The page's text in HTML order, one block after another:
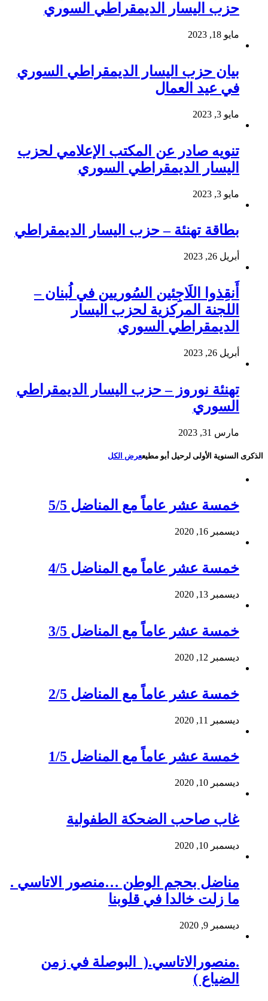
حزب اليسار الديمقراطي السوري
مايو 18, 2023
بيان حزب اليسار الديمقراطي السوري
في عيد العمال
مايو 3, 2023
تنويه صادر عن المكتب الإعلامي لحزب
اليسار الديمقراطي السوري
مايو 3, 2023
بطاقة تهنئة – حزب اليسار الديمقراطي
أبريل 26, 2023
أَنقِذوا اللَاجِئين السُوريين في لُبنان –
اللجنة المركزية لحزب اليسار
الديمقراطي السوري
أبريل 26, 2023
تهنئة نوروز – حزب اليسار الديمقراطي
السوري
مارس 31, 2023
الذكرى السنوية الأولى لرحيل أبو مطيععرض الكل
خمسة عشر عاماً مع المناضل 5/5
ديسمبر 16, 2020
خمسة عشر عاماً مع المناضل 4/5
ديسمبر 13, 2020
خمسة عشر عاماً مع المناضل 3/5
ديسمبر 12, 2020
خمسة عشر عاماً مع المناضل 2/5
ديسمبر 11, 2020
خمسة عشر عاماً مع المناضل 1/5
ديسمبر 10, 2020
غاب صاحب الضحكة الطفولية
ديسمبر 10, 2020
مناضل بحجم الوطن …منصور الاتاسي .
ما زلت خالدا في قلوبنا
ديسمبر 9, 2020
.منصورالاتاسي.( البوصلة في زمن
الضياع )